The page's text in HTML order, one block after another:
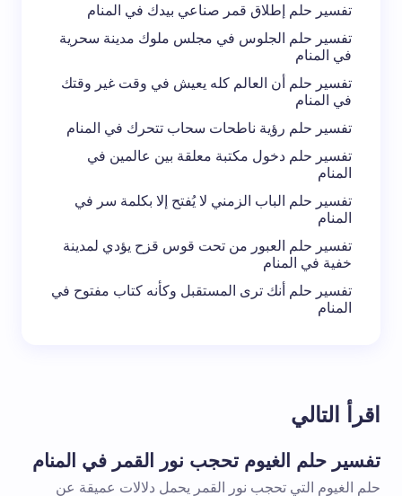
تفسير حلم إطلاق قمر صناعي بيدك في المنام
تفسير حلم الجلوس في مجلس ملوك مدينة سحرية
في المنام
تفسير حلم أن العالم كله يعيش في وقت غير وقتك
في المنام
تفسير حلم رؤية ناطحات سحاب تتحرك في المنام
تفسير حلم دخول مكتبة معلقة بين عالمين في
المنام
تفسير حلم الباب الزمني لا يُفتح إلا بكلمة سر في
المنام
تفسير حلم العبور من تحت قوس قزح يؤدي لمدينة
خفية في المنام
تفسير حلم أنك ترى المستقبل وكأنه كتاب مفتوح في
المنام
اقرأ التالي
تفسير حلم الغيوم تحجب نور القمر في المنام
حلم الغيوم التي تحجب نور القمر يحمل دلالات عميقة عن